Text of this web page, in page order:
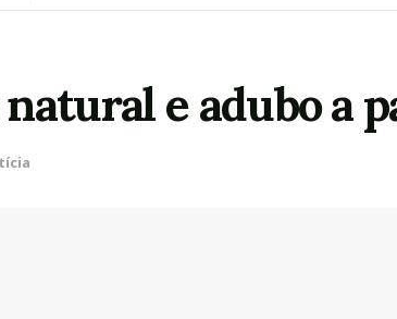
e adubo a